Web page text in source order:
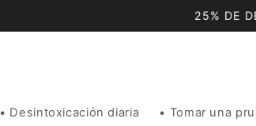
25% DE
• Desintoxicación diaria • Tomar una